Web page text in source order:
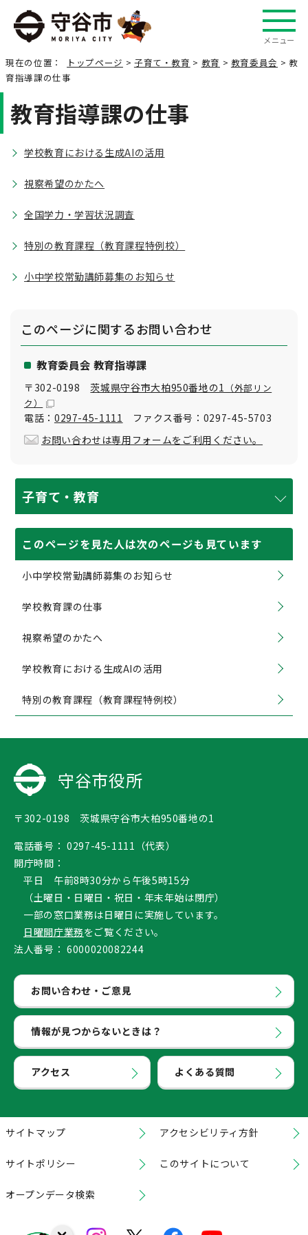
メニュー
現在の位置： トップページ > 子育て・教育 > 教育 > 教育委員会 > 教
育指導課の仕事
教育指導課の仕事
学校教育における生成AIの活用
視察希望のかたへ
全国学力・学習状況調査
特別の教育課程（教育課程特例校）
小中学校常勤講師募集のお知らせ
このページに関するお問い合わせ
教育委員会 教育指導課
〒302-0198茨城県守谷市大柏950番地の1 （外部リン
ク）
電話： 0297-45-1111 ファクス番号：0297-45-5703
お問い合わせは専用フォームをご利用ください。
子育て・教育
このページを見た人は次のページも見ています
小中学校常勤講師募集のお知らせ
学校教育課の仕事
視察希望のかたへ
学校教育における生成AIの活用
特別の教育課程（教育課程特例校）
守谷市役所
〒302-0198 茨城県守谷市大柏950番地の1
電話番号： 0297-45-1111（代表）
開庁時間：
平日 午前8時30分から午後5時15分
（土曜日・日曜日・祝日・年末年始は閉庁）
一部の窓口業務は日曜日に実施しています。
日曜開庁業務をご覧ください。
法人番号： 6000020082244
お問い合わせ・ご意見
情報が見つからないときは？
アクセス よくある質問
サイトマップ アクセシビリティ方針
サイトポリシー このサイトについて
オープンデータ検索